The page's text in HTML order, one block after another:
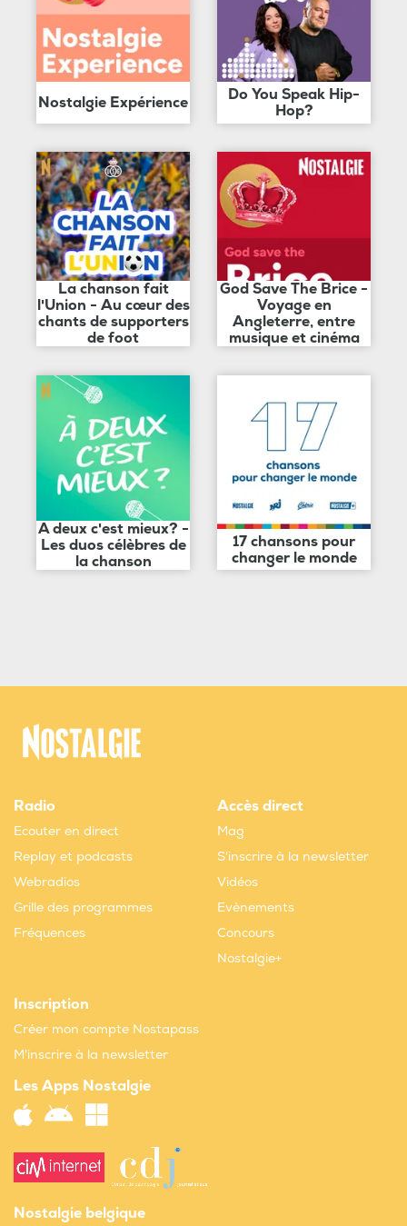
Nostalgie Expérience
Do You Speak Hip-
Hop?
La chanson fait
l'Union - Au cœur des
chants de supporters
de foot
God Save The Brice -
Voyage en
Angleterre, entre
musique et cinéma
A deux c'est mieux? -
Les duos célèbres de
la chanson
17 chansons pour
changer le monde
Radio
Ecouter en direct
Replay et podcasts
Webradios
Grille des programmes
Fréquences
Accès direct
Mag
S'inscrire à la newsletter
Vidéos
Evènements
Concours
Nostalgie+
Inscription
Créer mon compte Nostapass
M'inscrire à la newsletter
Les Apps Nostalgie
Nostalgie belgique